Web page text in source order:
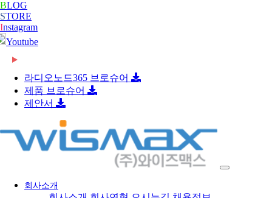
BLOG
STORE
Instagram
Youtube
콜드…
2026-06-08 [와이즈맥스 뉴스] 빌 게이츠 손잡고 한미 원전 협
력 …2026-06-08[와이즈맥스 뉴스] 한-세르비아 CEPA 타결…반도
체·…2026-06-08[와이즈맥스 뉴스] 진격의 K바이오, ‘제약업계 노
벨상…
2024-02-16
2024-02-16
합…2024-02-14[와이즈맥스 뉴스] LG에너지솔루션, 호주
WesCEF…
2024-02-14[와이즈맥스 뉴스] 와이바이오로직스, 박셀바이오
[와이즈맥스 뉴스] 환경보건 통합감시·평가시스템
[와이즈맥스 뉴스] 동서발전-LX판토스, 재생에너
지로 …
2024-01-29
2024-01-25 [와이즈맥스 뉴스] 극한 환경에도 작동하는 차세대
라디오노드365 브로슈어
제품 브로슈어
제안서
회사소개